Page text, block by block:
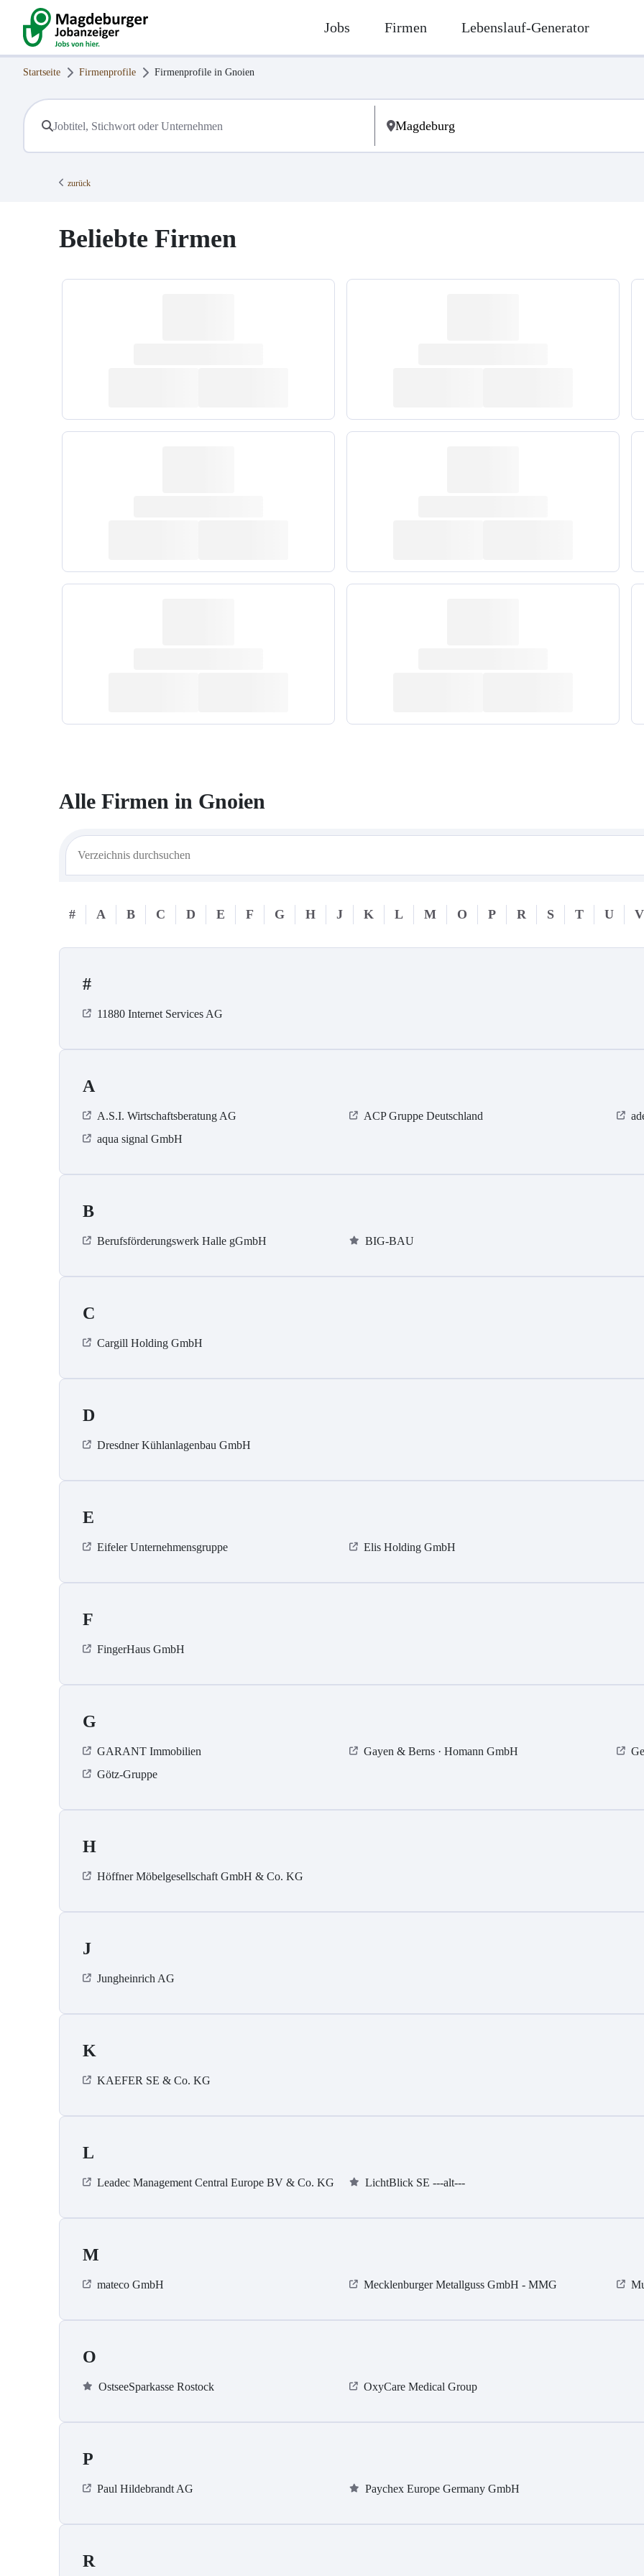
Jobs Firmen Lebenslauf-Generator
Startseite Firmenprofile Firmenprofile in Gnoien
zurück
Beliebte Firmen
Alle Firmen in Gnoien
# A B C D E F G H J K L M O P R S T U V
#
11880 Internet Services AG
A
A.S.I. Wirtschaftsberatung AG ACP Gruppe Deutschland
aqua signal GmbH
B
Berufsförderungswerk Halle gGmbH BIG-BAU
C
Cargill Holding GmbH
D
Dresdner Kühlanlagenbau GmbH
E
Eifeler Unternehmensgruppe Elis Holding GmbH
F
FingerHaus GmbH
G
GARANT Immobilien Gayen & Berns · Homann GmbH
Götz-Gruppe
H
Höffner Möbelgesellschaft GmbH & Co. KG
J
Jungheinrich AG
K
KAEFER SE & Co. KG
L
Leadec Management Central Europe BV & Co. KG LichtBlick SE ---alt---
M
mateco GmbH Mecklenburger Metallguss GmbH - MMG
O
OstseeSparkasse Rostock OxyCare Medical Group
P
Paul Hildebrandt AG Paychex Europe Germany GmbH
R